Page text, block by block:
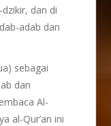
dan di
adab dan
sebagai
dan
Al-
al-Qur’an ini